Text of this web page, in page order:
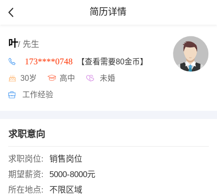
简历详情
叶/ 先生
173****0748 【查看需要80金币】
30岁 高中 未婚
工作经验
求职意向
求职岗位:
销售岗位
期望薪资:
5000-8000元
所在地点:
不限区域